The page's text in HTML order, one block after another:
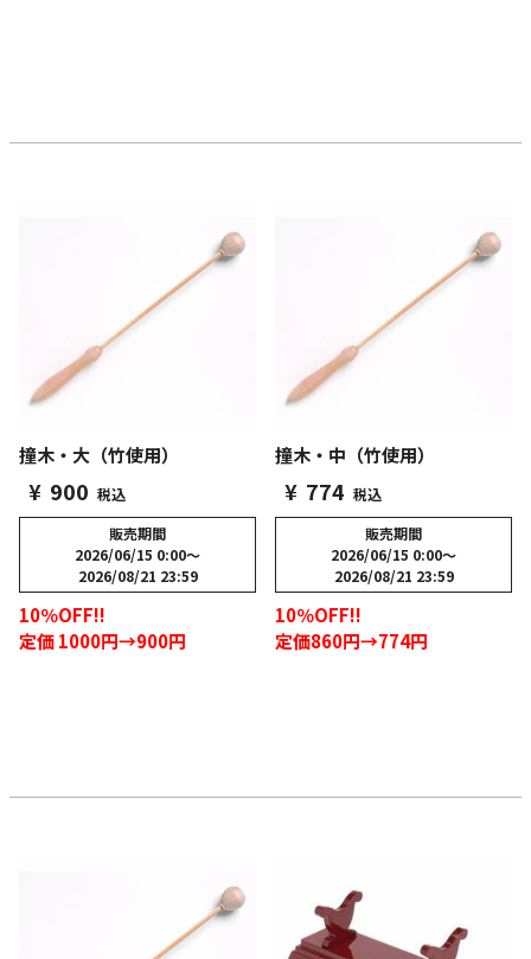
撞木・大（竹使用）
¥ 900 税込
販売期間
2026/06/15 0:00〜
2026/08/21 23:59
10％OFF!!
定価 1000円→900円
撞木・中（竹使用）
¥ 774 税込
販売期間
2026/06/15 0:00〜
2026/08/21 23:59
10％OFF!!
定価860円→774円